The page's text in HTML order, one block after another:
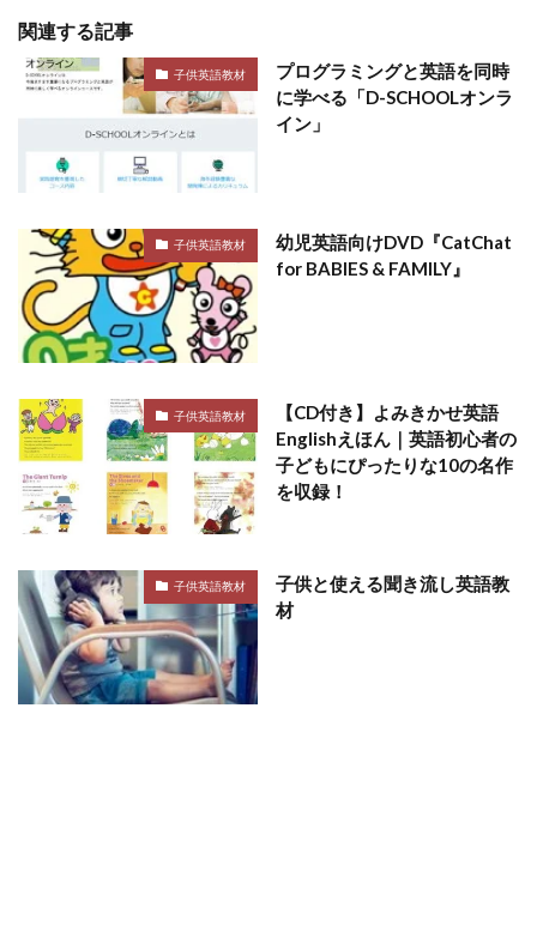
関連する記事
子供英語教材
プログラミングと英語を同時
に学べる「D-SCHOOLオンラ
イン」
子供英語教材
幼児英語向けDVD『CatChat
for BABIES & FAMILY』
子供英語教材
【CD付き】よみきかせ英語
Englishえほん｜英語初心者の
子どもにぴったりな10の名作
を収録！
子供英語教材
子供と使える聞き流し英語教
材